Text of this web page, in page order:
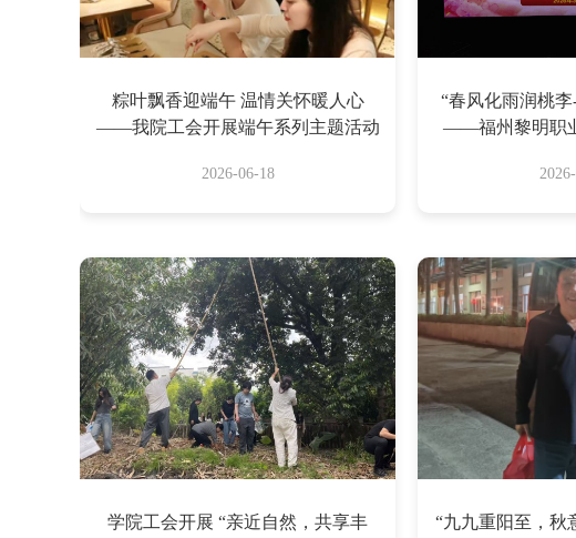
粽叶飘香迎端午 温情关怀暖人心
——我院工会开展端午系列主题活动
2026-06-18
“春风化雨润桃
——福州黎明职
学院工会开展 “亲近自然，共享丰
“九九重阳至，